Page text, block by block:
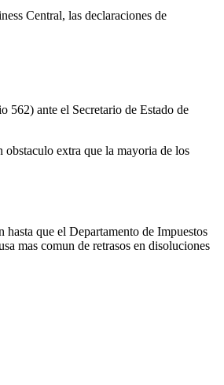
Central, las declaraciones de
ante el Secretario de Estado de
extra que la mayoria de los
que el Departamento de Impuestos
mas comun de retrasos en disoluciones